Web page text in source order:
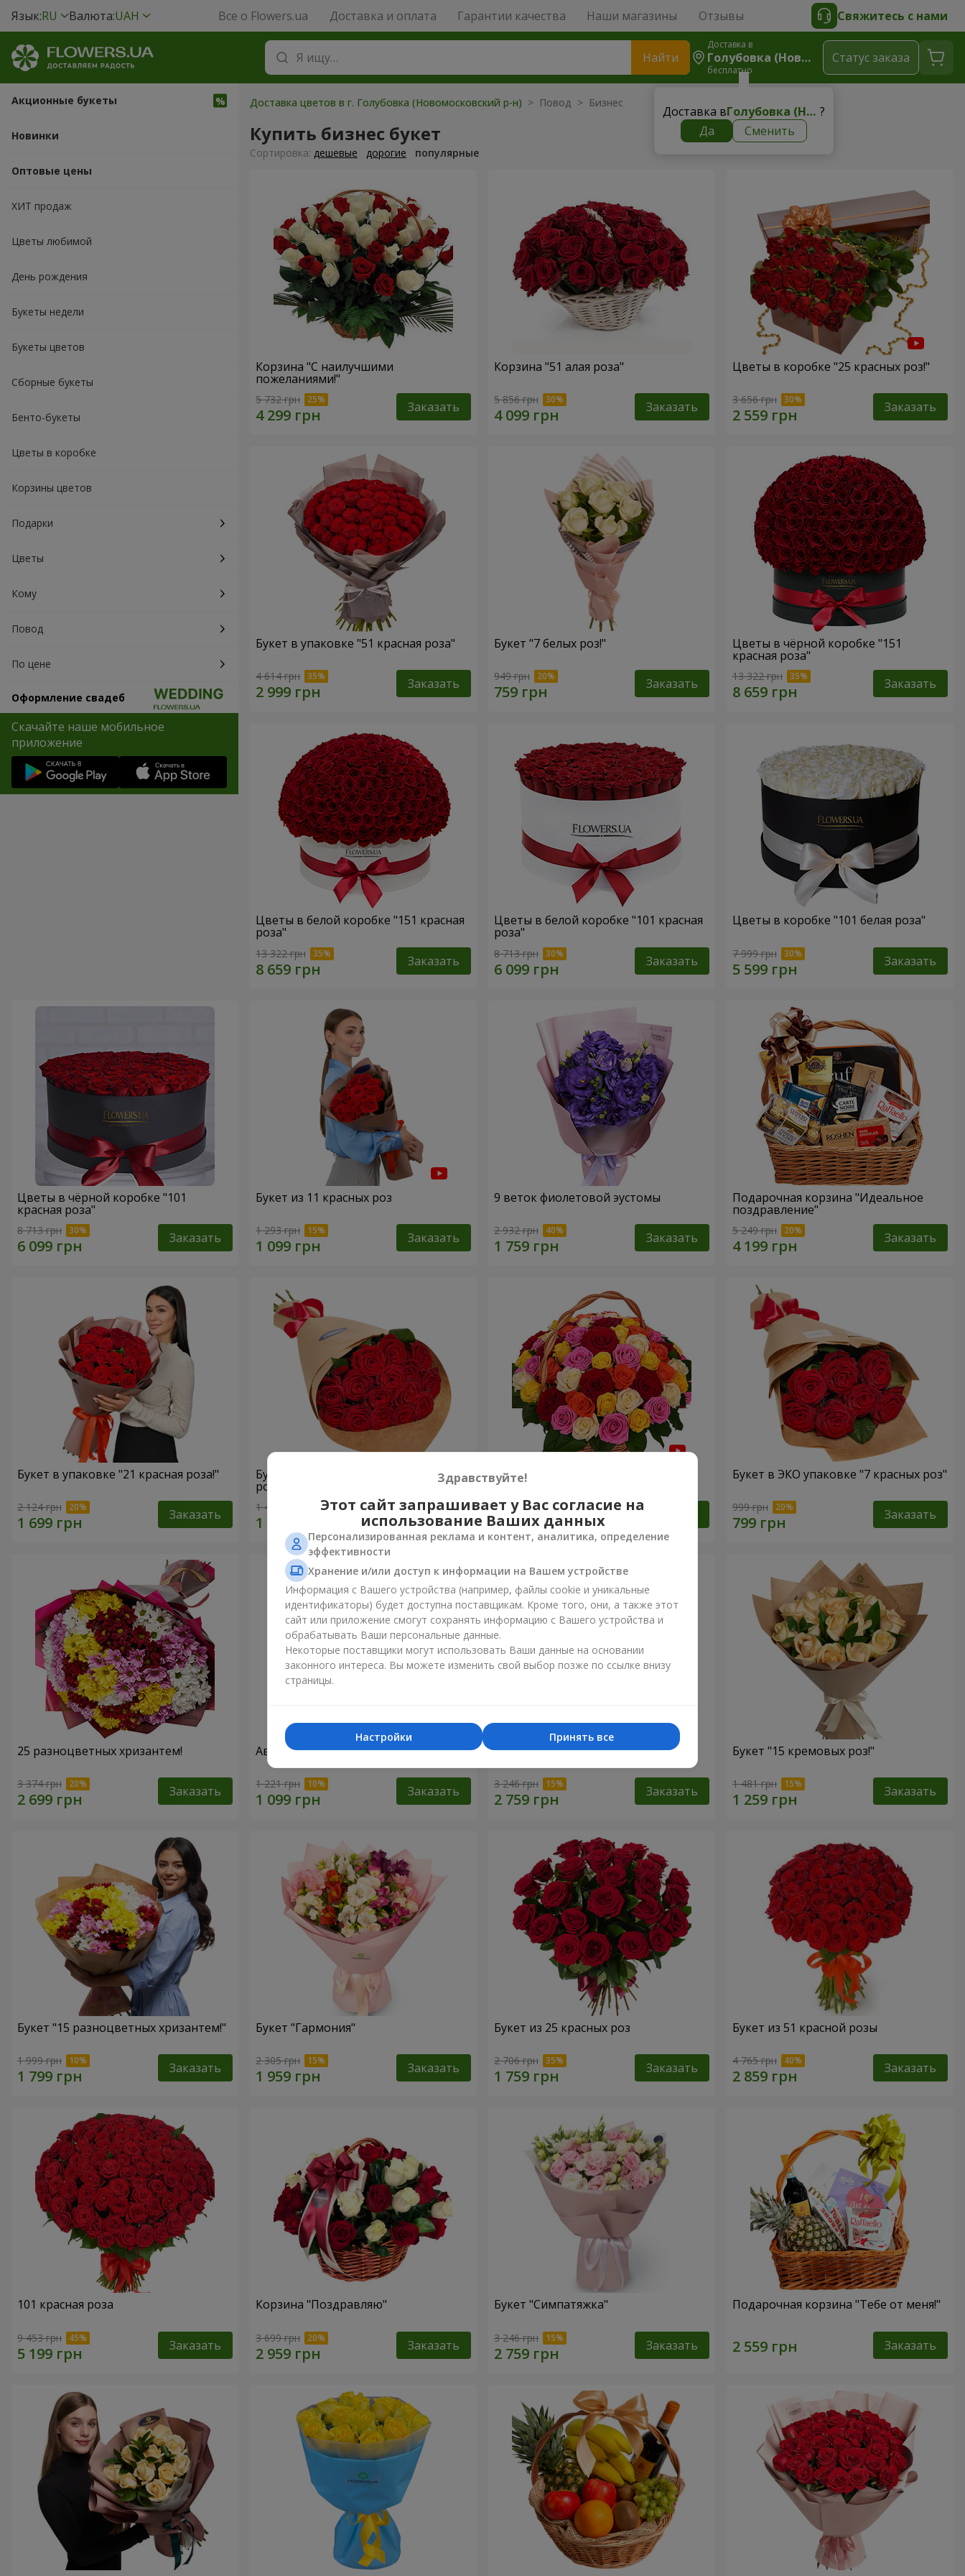
Язык:RU Валюта:UAH Все о Flowers.ua Доставка и оплата Гарантии качества Наши магазины Отзывы Свяжитесь с нами
Найти
Доставка в
Голубовка (Новомосковский Р-Н)
бесплатно
Доставка в Голубовка (Новомосковский р-н) ?
Да
Сменить
Cтатус заказа
Акционные букеты
Новинки
Оптовые цены
ХИТ продаж
Цветы любимой
День рождения
Букеты недели
Букеты цветов
Сборные букеты
Бенто-букеты
Цветы в коробке
Корзины цветов
Подарки
Цветы
Кому
Повод
По цене
Оформление свадеб
Скачайте наше мобильное
приложение
Доставка цветов в г. Голубовка (Новомосковский р-н) > Повод > Бизнес
Купить бизнес букет
Cортировка: дешевые дорогие популярные
Корзина "С наилучшими
пожеланиями!"
5 732 грн Заказать
Корзина "51 алая роза"
5 856 грн Заказать
Цветы в коробке "25 красных роз!"
3 656 грн Заказать
Букет в упаковке "51 красная роза"
4 614 грн Заказать
Букет "7 белых роз!"
949 грн Заказать
Цветы в чёрной коробке "151
красная роза"
13 322 грн Заказать
Цветы в белой коробке "151 красная
роза"
13 322 грн Заказать
Цветы в белой коробке "101 красная
роза"
8 713 грн Заказать
Цветы в коробке "101 белая роза"
7 999 грн Заказать
Цветы в чёрной коробке "101
красная роза"
8 713 грн Заказать
Букет из 11 красных роз
1 293 грн Заказать
9 веток фиолетовой эустомы
2 932 грн Заказать
Подарочная корзина "Идеальное
поздравление"
5 249 грн Заказать
Букет в упаковке "21 красная роза!"
2 124 грн Заказать
Букет в ЭКО упаковке "15 красных
роз"
1 411 грн Заказать
Корзина "51 разноцветная роза"
5 084 грн
Букет в ЭКО упаковке "7 красных роз"
999 грн Заказать
25 разноцветных хризантем!
3 374 грн Заказать
Авторский букет "11 белых роз!"
1 221 грн Заказать
51 красная и белая роза!
3 246 грн Заказать
Букет "15 кремовых роз!"
1 481 грн Заказать
Букет "15 разноцветных хризантем!"
1 999 грн Заказать
Букет "Гармония"
2 305 грн Заказать
Букет из 25 красных роз
2 706 грн Заказать
Букет из 51 красной розы
4 765 грн Заказать
101 красная роза
9 453 грн Заказать
Корзина "Поздравляю"
3 699 грн Заказать
Букет "Симпатяжка"
3 246 грн Заказать
Подарочная корзина "Тебе от меня!"
Заказать
Здравствуйте!
Этот сайт запрашивает у Вас согласие на
использование Ваших данных
Персонализированная реклама и контент, аналитика, определение
эффективности
Хранение и/или доступ к информации на Вашем устройстве
Информация с Вашего устройства (например, файлы cookie и уникальные
идентификаторы) будет доступна поставщикам. Кроме того, они, а также этот
сайт или приложение смогут сохранять информацию с Вашего устройства и
обрабатывать Ваши персональные данные.
Некоторые поставщики могут использовать Ваши данные на основании
законного интереса. Вы можете изменить свой выбор позже по ссылке внизу
страницы.
Принять все
Настройки